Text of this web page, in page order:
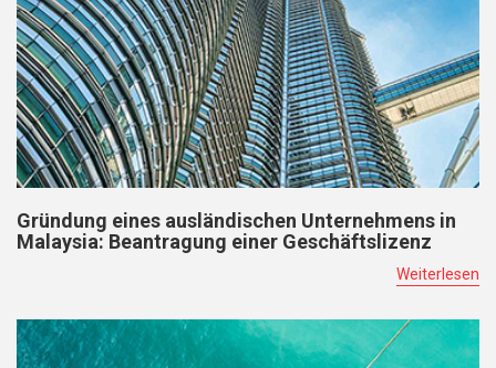
Gründung eines ausländischen Unternehmens in
Malaysia: Beantragung einer Geschäftslizenz
Weiterlesen